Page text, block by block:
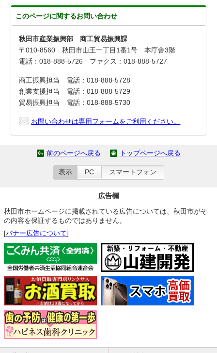
このページに関するお問い合わせ
秋田市産業振興部 商工貿易振興課
〒010-8560 秋田市山王一丁目1番1号 本庁舎3階
電話：018-888-5726 ファクス：018-888-5727
商工振興担当 電話：018-888-5728
創業支援担当 電話：018-888-5729
貿易振興担当 電話：018-888-5730
お問い合わせは専用フォームをご利用ください。
前のページへ戻る トップページへ戻る
表示 PC スマートフォン
広告欄
秋田市ホームページに掲載されている広告については、秋田市がそ
の内容を保証するものではありません。
[バナー広告について]